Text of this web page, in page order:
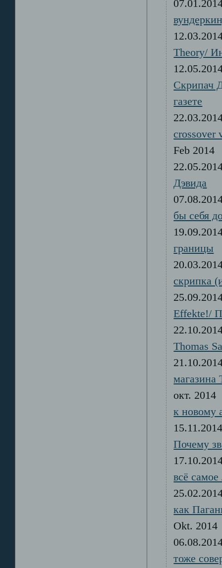
Theory/
Скрипач
газете
crossover
Feb
Дэвида
бы себя
границы
скрипка
Effekte!/
Thomas
магазина
окт.
к новому
Почему
всё
как
Okt.
тоже